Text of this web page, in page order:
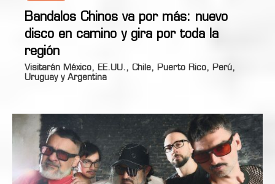
Bandalos Chinos va por más: nuevo
disco en camino y gira por toda la
región
Visitarán México, EE.UU., Chile, Puerto Rico, Perú,
Uruguay y Argentina